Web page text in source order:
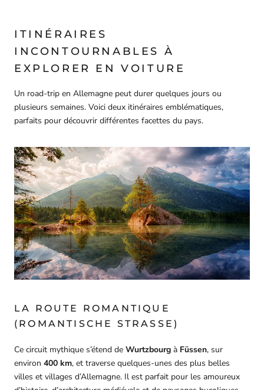
ITINÉRAIRES
INCONTOURNABLES À
EXPLORER EN VOITURE
Un road-trip en Allemagne peut durer quelques jours ou
plusieurs semaines. Voici deux itinéraires emblématiques,
parfaits pour découvrir différentes facettes du pays.
LA ROUTE ROMANTIQUE
(ROMANTISCHE STRASSE)
Ce circuit mythique s’étend de Wurtzbourg à Füssen, sur
environ 400 km, et traverse quelques-unes des plus belles
villes et villages d’Allemagne. Il est parfait pour les amoureux